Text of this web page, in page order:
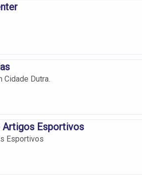
Cidade Dutra.
Artigos Esportivos
Esportivos